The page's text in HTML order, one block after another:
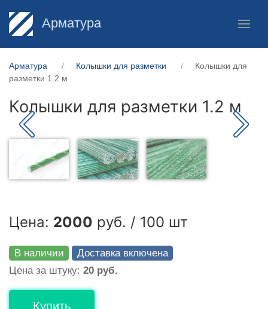
Арматура
Арматура Колышки для разметки
Колышки для
разметки 1.2 м
Колышки для разметки 1.2 м
Цена: 2000 руб. / 100 шт
В наличии
Доставка включена
Цена за штуку: 20 руб.
Купить